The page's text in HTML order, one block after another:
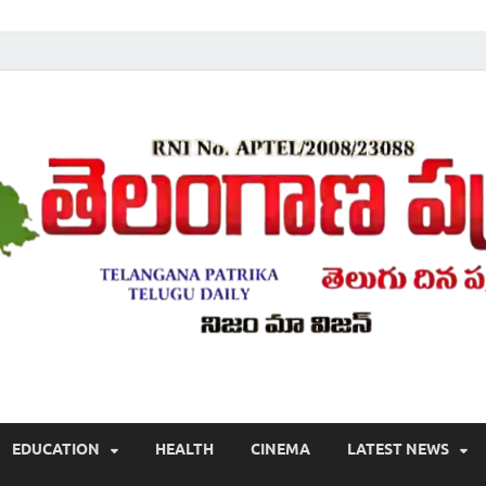
, తాజా వార్తలు , తెలుగు వార్తలు , బ్రేకింగ్ న్యూస్ తెలుగులో , తెలంగాణ లో తాజా
EDUCATION HEALTH CINEMA LATEST NEWS